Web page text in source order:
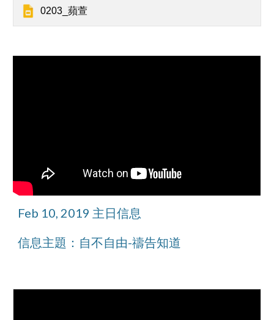
0203_蘋萱
Feb 10, 2019 主日信息
信息主題：自不自由-禱告知道